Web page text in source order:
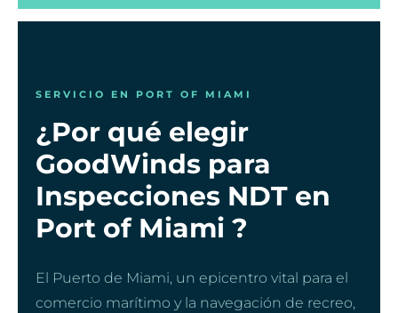
SERVICIO EN PORT OF MIAMI
¿Por qué elegir
GoodWinds para
Inspecciones NDT en
Port of Miami ?
El Puerto de Miami, un epicentro vital para el
comercio marítimo y la navegación de recreo,